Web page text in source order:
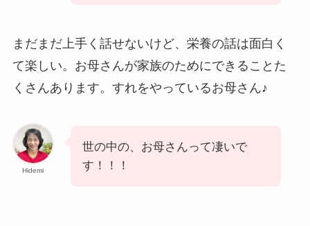
まだまだ上手く話せないけど、栄養の話は面白く
て楽しい。お母さんが家族のためにできることた
くさんあります。すれをやっているお母さん♪
Hidemi
世の中の、お母さんって凄いで
す！！！